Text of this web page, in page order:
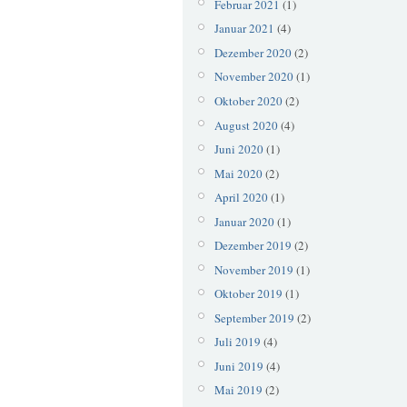
Februar 2021 (1)
Januar 2021 (4)
Dezember 2020(2)
November 2020(1)
Oktober 2020(2)
August 2020(4)
Juni 2020(1)
Mai 2020(2)
April 2020(1)
Januar 2020(1)
Dezember 2019 (2)
November 2019 (1)
Oktober 2019 (1)
September 2019 (2)
Juli 2019 (4)
Juni 2019 (4)
Mai 2019 (2)